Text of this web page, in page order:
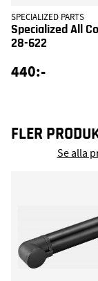
SPECIALIZED PARTS
Specialized All
28-622
440:-
FLER
Se alla